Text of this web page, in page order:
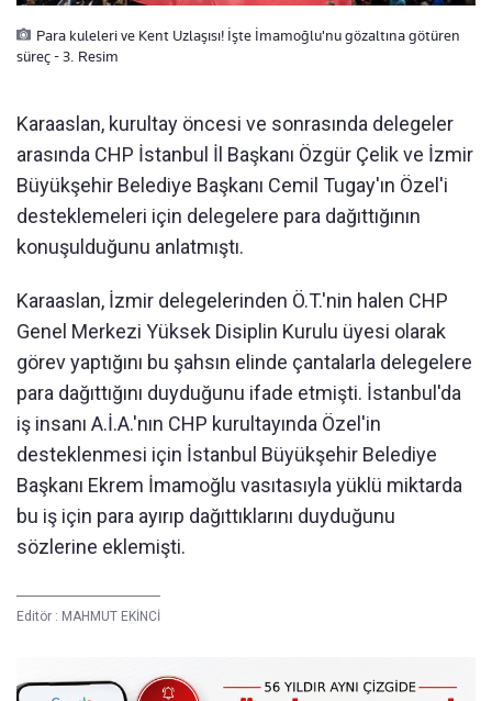
Para kuleleri ve Kent Uzlaşısı! İşte İmamoğlu'nu gözaltına götüren
süreç - 3. Resim
Karaaslan, kurultay öncesi ve sonrasında delegeler
arasında CHP İstanbul İl Başkanı Özgür Çelik ve İzmir
Büyükşehir Belediye Başkanı Cemil Tugay'ın Özel'i
desteklemeleri için delegelere para dağıttığının
konuşulduğunu anlatmıştı.
Karaaslan, İzmir delegelerinden Ö.T.'nin halen CHP
Genel Merkezi Yüksek Disiplin Kurulu üyesi olarak
görev yaptığını bu şahsın elinde çantalarla delegelere
para dağıttığını duyduğunu ifade etmişti. İstanbul'da
iş insanı A.İ.A.'nın CHP kurultayında Özel'in
desteklenmesi için İstanbul Büyükşehir Belediye
Başkanı Ekrem İmamoğlu vasıtasıyla yüklü miktarda
bu iş için para ayırıp dağıttıklarını duyduğunu
sözlerine eklemişti.
Editör : MAHMUT EKİNCİ